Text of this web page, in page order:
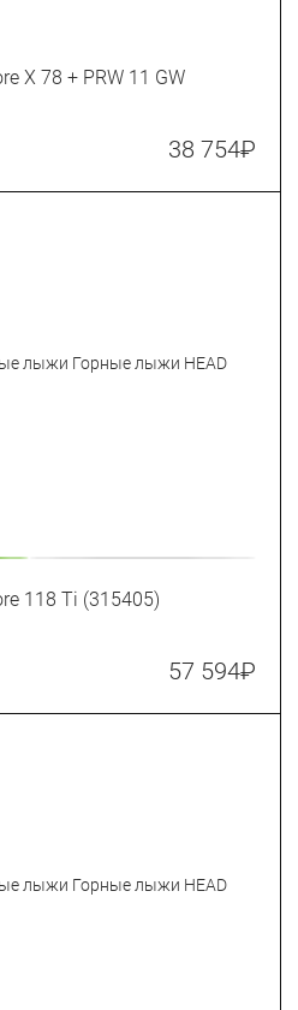
X 78 + PRW 11 GW
38 754₽
118 Ti (315405)
57 594₽